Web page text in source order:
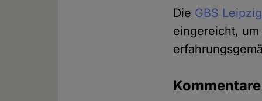
Die GBS Leipzig
eingereicht,
Kommentare